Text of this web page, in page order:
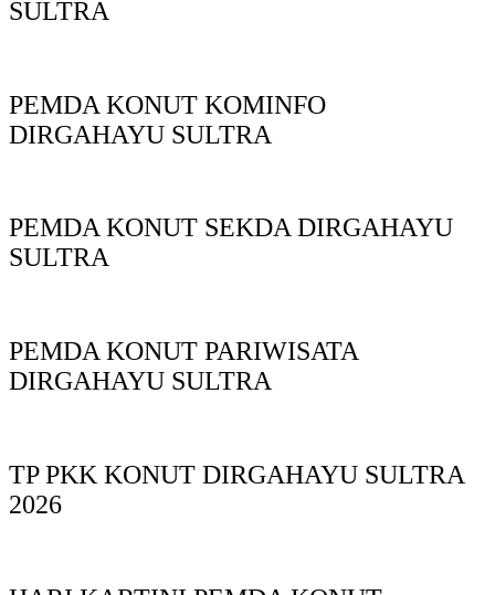
SULTRA
PEMDA KONUT KOMINFO
DIRGAHAYU SULTRA
PEMDA KONUT SEKDA DIRGAHAYU
SULTRA
PEMDA KONUT PARIWISATA
DIRGAHAYU SULTRA
TP PKK KONUT DIRGAHAYU SULTRA
2026